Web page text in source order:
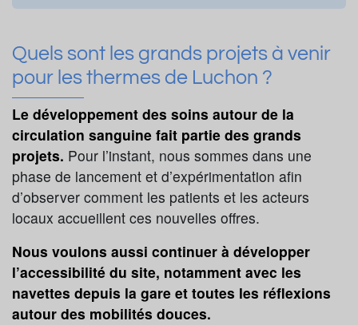
Quels sont les grands projets à venir
pour les thermes de Luchon ?
Le développement des soins autour de la
circulation sanguine fait partie des grands
projets. Pour l’instant, nous sommes dans une
phase de lancement et d’expérimentation afin
d’observer comment les patients et les acteurs
locaux accueillent ces nouvelles offres.
Nous voulons aussi continuer à développer
l’accessibilité du site, notamment avec les
navettes depuis la gare et toutes les réflexions
autour des mobilités douces.